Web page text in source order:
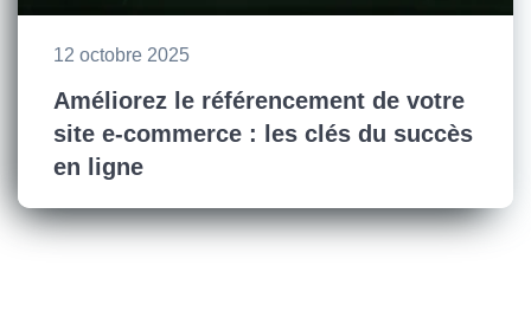
12 octobre 2025
Améliorez le référencement de votre
site e-commerce : les clés du succès
en ligne